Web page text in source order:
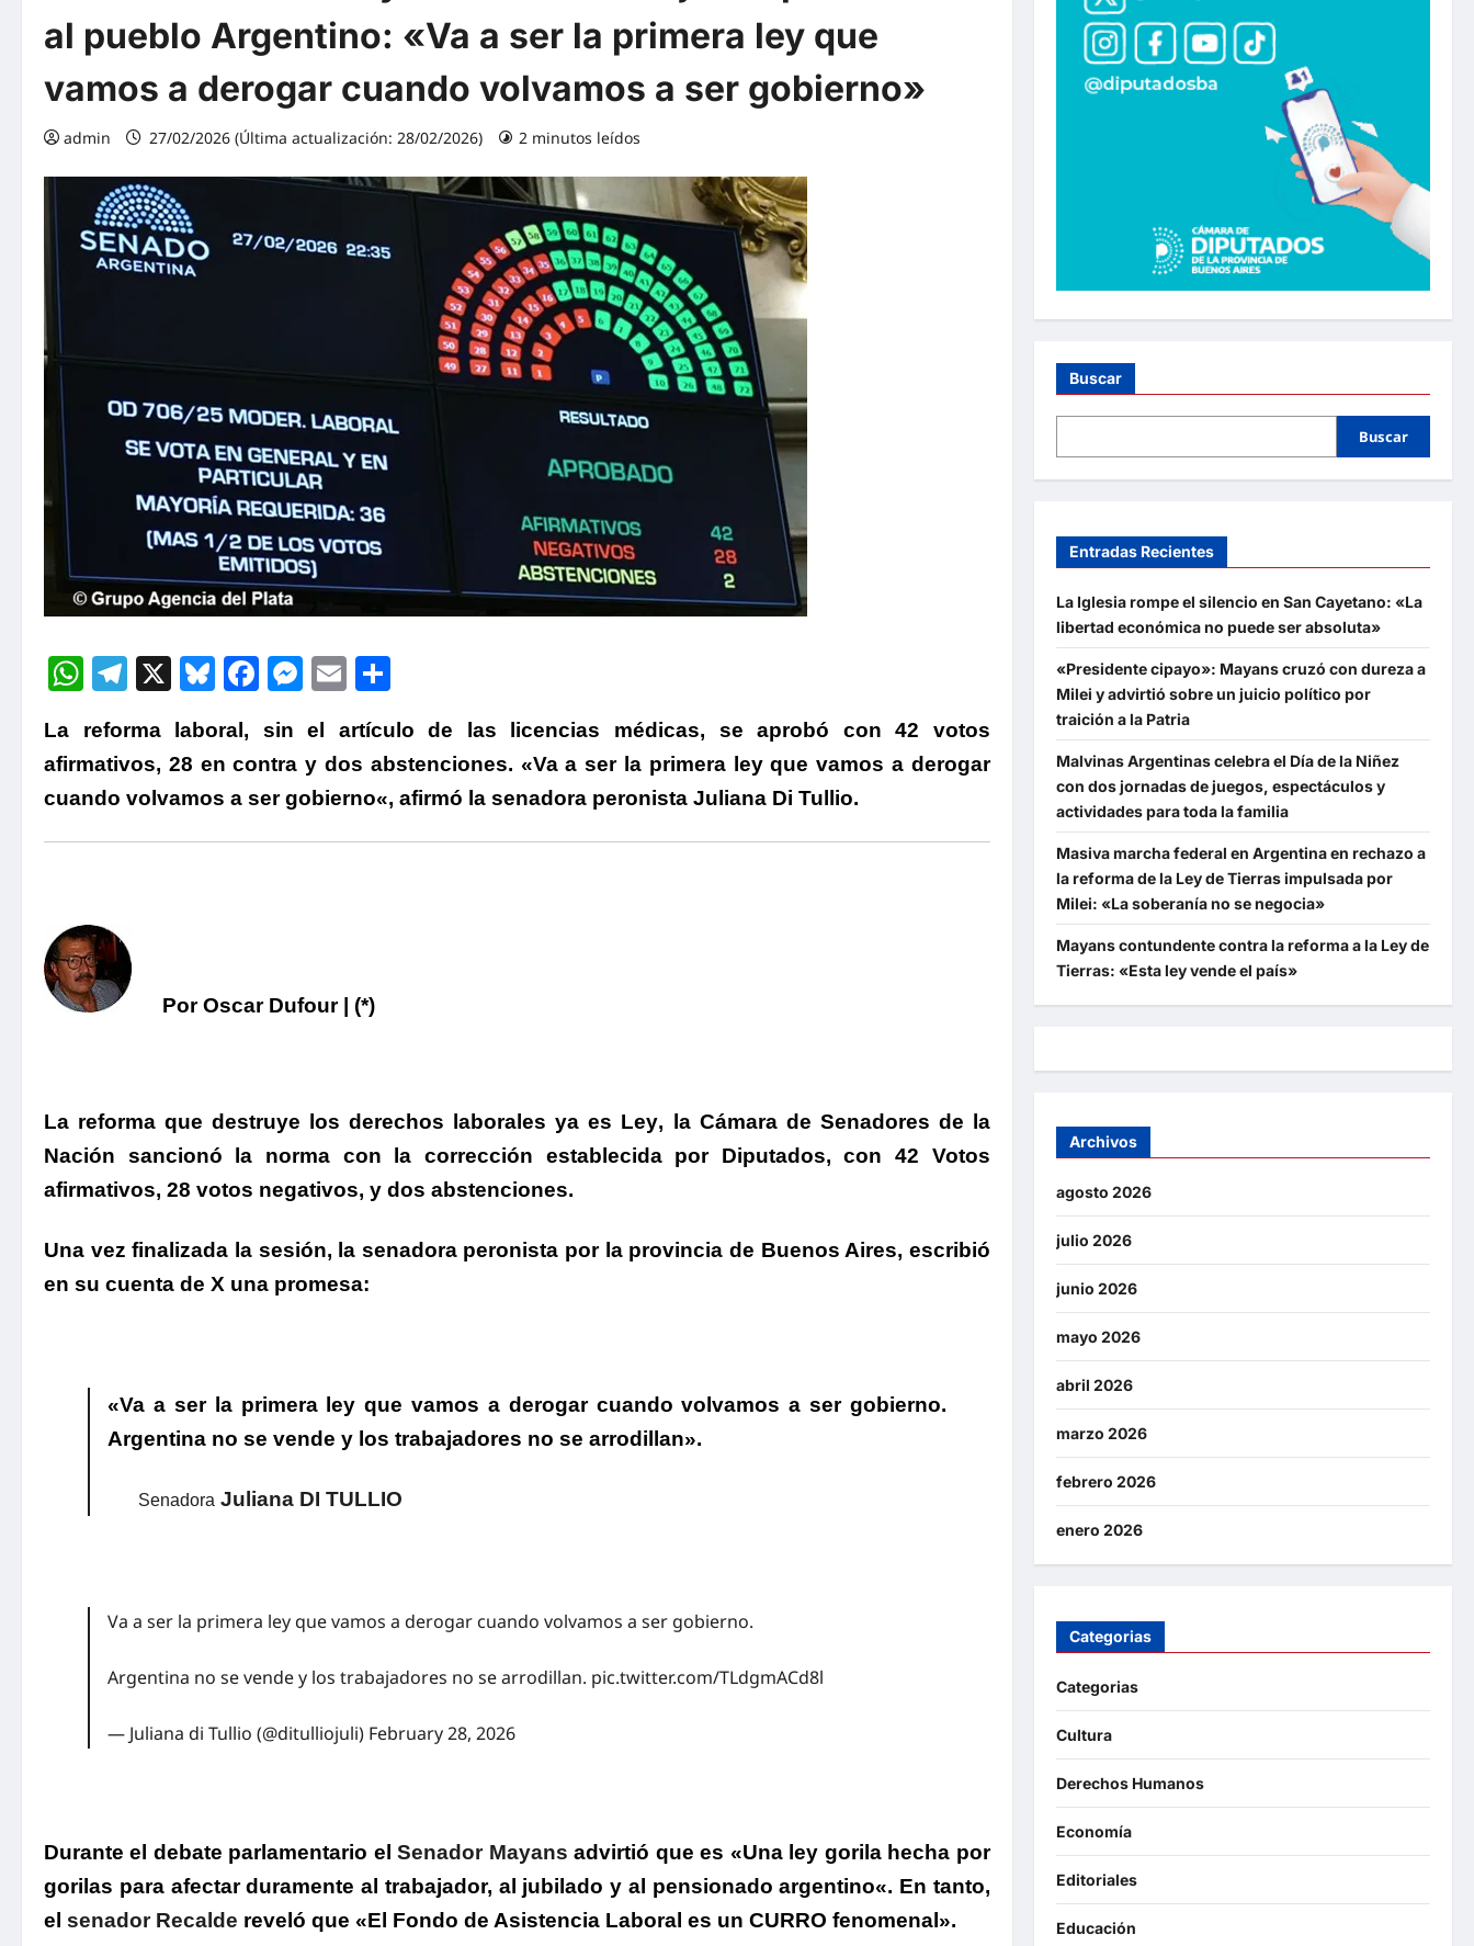
al pueblo Argentino: «Va a ser la primera ley que
vamos a derogar cuando volvamos a ser gobierno»
admin 27/02/2026 (Última actualización: 28/02/2026) 2 minutos leídos
WhatsApp
Telegram
X Bluesky
Facebook
Messenger
Email
La reforma laboral, sin el artículo de las licencias médicas, se aprobó con 42 votos
afirmativos, 28 en contra y dos abstenciones. «Va a ser la primera ley que vamos a derogar
cuando volvamos a ser gobierno«, afirmó la senadora peronista Juliana Di Tullio.
Por Oscar Dufour | (*)
La reforma que destruye los derechos laborales ya es Ley, la Cámara de Senadores de la
Nación sancionó la norma con la corrección establecida por Diputados, con 42 Votos
afirmativos, 28 votos negativos, y dos abstenciones.
Una vez finalizada la sesión, la senadora peronista por la provincia de Buenos Aires, escribió
en su cuenta de X una promesa:
«Va a ser la primera ley que vamos a derogar cuando volvamos a ser gobierno.
Argentina no se vende y los trabajadores no se arrodillan».
Senadora Juliana DI TULLIO
Va a ser la primera ley que vamos a derogar cuando volvamos a ser gobierno.
Argentina no se vende y los trabajadores no se arrodillan. pic.twitter.com/TLdgmACd8l
— Juliana di Tullio (@ditulliojuli) February 28, 2026
Durante el debate parlamentario elSenador Mayans advirtió que es «Una ley gorila hecha por
gorilas para afectar duramente al trabajador, al jubilado y al pensionado argentino«. En tanto,
el senador Recalde reveló que «El Fondo de Asistencia Laboral es un CURRO fenomenal».
Buscar
Buscar
Entradas Recientes
La Iglesia rompe el silencio en San Cayetano: «La
libertad económica no puede ser absoluta»
«Presidente cipayo»: Mayans cruzó con dureza a
Milei y advirtió sobre un juicio político por
traición a la Patria
Malvinas Argentinas celebra el Día de la Niñez
con dos jornadas de juegos, espectáculos y
actividades para toda la familia
Masiva marcha federal en Argentina en rechazo a
la reforma de la Ley de Tierras impulsada por
Milei: «La soberanía no se negocia»
Mayans contundente contra la reforma a la Ley de
Tierras: «Esta ley vende el país»
Archivos
agosto 2026
julio 2026
junio 2026
mayo 2026
abril 2026
marzo 2026
febrero 2026
enero 2026
Categorias
Categorias
Cultura
Derechos Humanos
Economía
Editoriales
Educación